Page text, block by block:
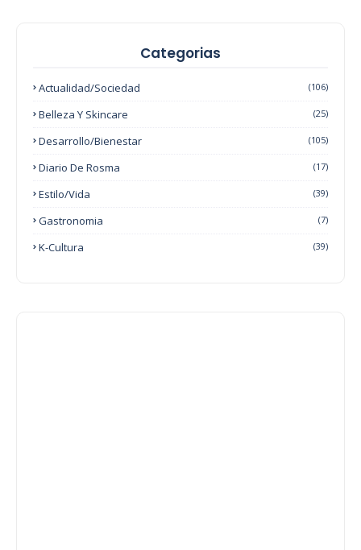
Categorias
Actualidad/Sociedad (106)
Belleza Y Skincare (25)
Desarrollo/Bienestar (105)
Diario De Rosma (17)
Estilo/Vida (39)
Gastronomia (7)
K-Cultura (39)